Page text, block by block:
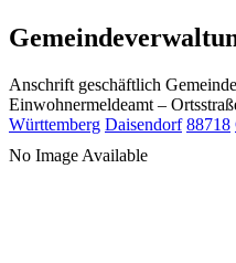
Anschrift geschäftlich
Einwohnermeldeamt –
Württemberg Daisendorf 88718
No Image Available